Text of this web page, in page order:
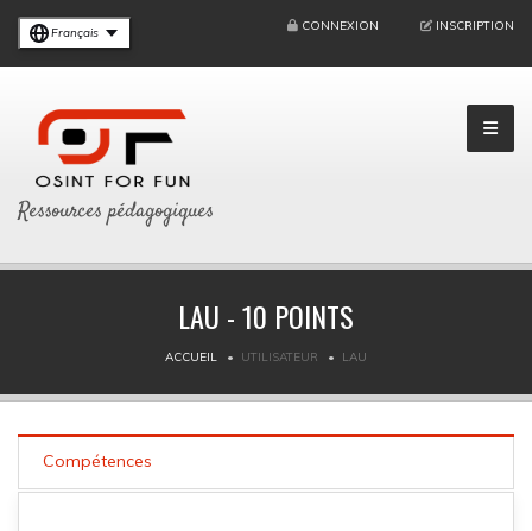
Français CONNEXION INSCRIPTION
Ressources pédagogiques
LAU - 10 POINTS
ACCUEIL UTILISATEUR LAU
Compétences